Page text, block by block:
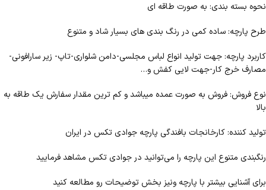
نحوه بسته بندی: به صورت طاقه ای
طرح پارچه: ساده کمی در رنگ بندی های بسیار شاد و متنوع
کاربرد پارچه: جهت تولید انواع لباس مجلسی-دامن شلواری-تاپ- زیر سارافونی-
مصارف خرج کار-جهت لایی کفش و…
نوع فروش: فروش به صورت عمده میباشد و کم ترین مقدار سفارش یک طاقه به
بالا
تولید کننده: کارخانجات بافندگی پارچه جوادی تکس در ایران
رنگبندی متنوع این پارچه را می‌توانید در جوادی تکس مشاهد فرمایید
برای آشنایی بیشتر با پارچه ونيز بخش توضیحات رو مطالعه کنید